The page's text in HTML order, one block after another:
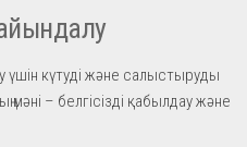
күтуді және салыстыруды
– белгісізді қабылдау және